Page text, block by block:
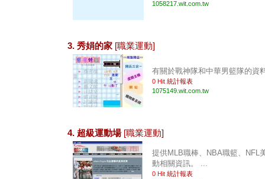
1058217.wit.com.tw
3. 秀娟的家 [職業運動]
有關於戰神隊和中華男籃隊的資
0 Hit 統計報表
1075149.wit.com.tw
4. 超級運動場 [職業運動]
提供MLB職棒、NBA職籃、NFL
動相關資訊。 ...
0 Hit 統計報表